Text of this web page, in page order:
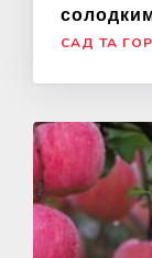
САД ТА